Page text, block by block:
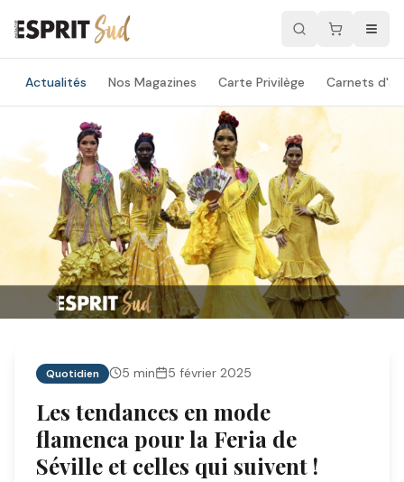
Actualités Nos Magazines Carte Privilège Carnets
Quotidien 5 min 5 février 2025
Les tendances en mode
flamenca pour la Feria de
Séville et celles qui suivent !